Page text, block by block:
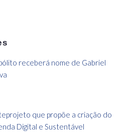
receberá nome de Gabriel
que propõe a criação do
Digital e Sustentável